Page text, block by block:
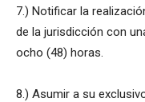
7.) Notificar la
de la jurisdicción con
ocho (48) horas.
8.) Asumir a su